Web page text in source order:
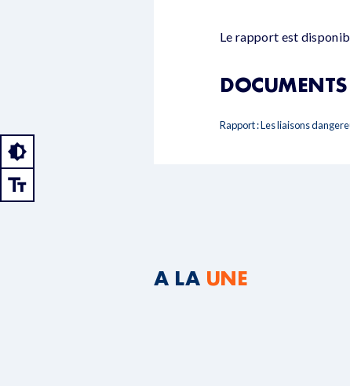
Le rapport est
Rapport : Les liaisons
A LA UNE